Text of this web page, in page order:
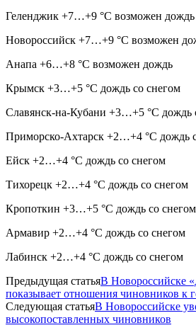
Геленджик +7…+9 °C возможен дождь
Новороссийск +7…+9 °C возможен
Анапа +6…+8 °C возможен дождь
Крымск +3…+5 °C дождь со снегом
Славянск-на-Кубани +3…+5 °C дождь
Приморско-Ахтарск +2…+4 °C дождь
Ейск +2…+4 °C дождь со снегом
Тихорецк +2…+4 °C дождь со снегом
Кропоткин +3…+5 °C дождь со снегом
Армавир +2…+4 °C дождь со снегом
Лабинск +2…+4 °C дождь со снегом
Предыдущая статьяВ Новороссийске
показывает отношения чиновников к
Следующая статьяВ Новороссийске
высокопоставленных чиновников